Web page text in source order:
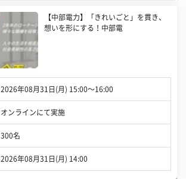
【中部電力】「きれいごと」を貫き、
想いを形にする！中部電
2026年08月31日(月) 15:00〜16:00
オンラインにて実施
300名
2026年08月31日(月) 14:00